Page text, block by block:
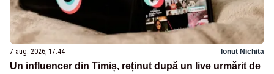
7 aug. 2026, 17:44 Ionuț Nichita
Un influencer din Timiș, reținut după un live urmărit de